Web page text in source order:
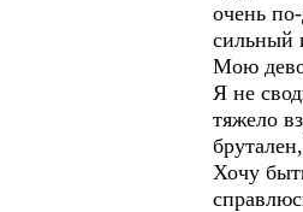
очень
сильный
Мою
Я не
тяжело
Хочу